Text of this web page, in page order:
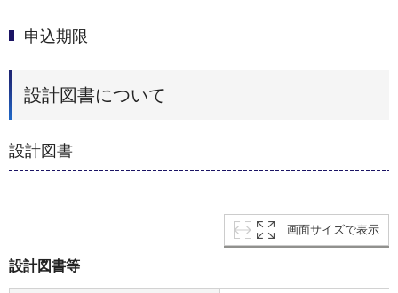
申込期限
設計図書について
設計図書
画面サイズで表示
設計図書等